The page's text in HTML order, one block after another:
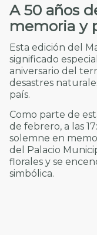
A 50 años
memoria y
Esta edición del
significado
aniversario del
desastres
país.
Como parte de
de febrero, a las
solemne en
del Palacio
florales y se
simbólica.